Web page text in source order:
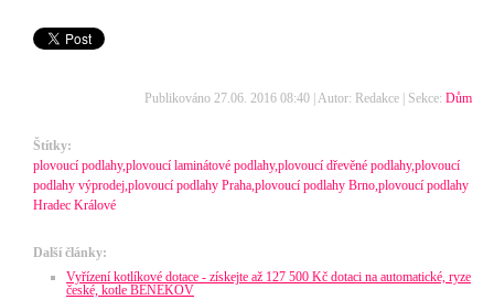
Publikováno 27.06. 2016 08:40 | Autor: Redakce | Sekce: Dům
Štítky:
plovoucí podlahy,plovoucí laminátové podlahy,plovoucí dřevěné podlahy,plovoucí
podlahy výprodej,plovoucí podlahy Praha,plovoucí podlahy Brno,plovoucí podlahy
Hradec Králové
Další články:
Vyřízení kotlíkové dotace - získejte až 127 500 Kč dotaci na automatické, ryze
české, kotle BENEKOV